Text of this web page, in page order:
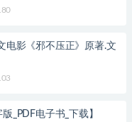
电影《邪不压正》原著.文
_PDF电子书_下载】